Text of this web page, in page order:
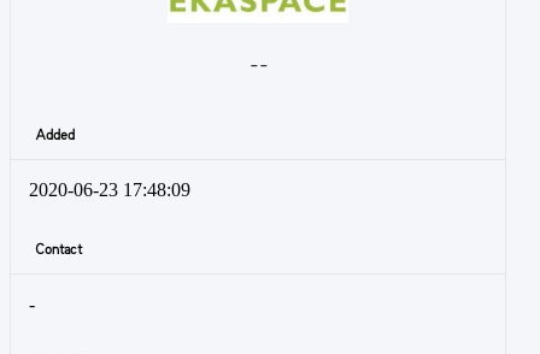
- -
Added
2020-06-23 17:48:09
Contact
-